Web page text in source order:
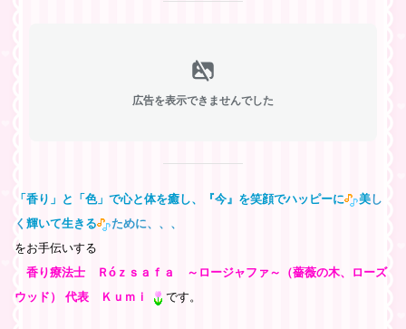
広告を表示できませんでした
「香り」と「色」で心と体を癒し、『今』を笑顔でハッピーに 美し
く 輝いて生きる
ために、、、
をお手伝いする
香り療法士 Ｒóｚｓａｆａ ～ロージャファ～（薔薇の木、ローズ
ウッド） 代表 Ｋｕｍｉ
です。